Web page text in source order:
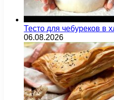
Тесто для чебуреков в
06.08.2026